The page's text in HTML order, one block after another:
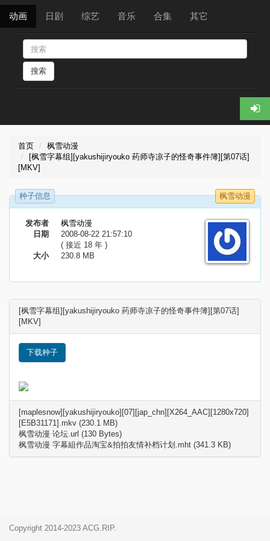
动画 日剧 综艺 音乐 合集 其它
搜索
首页
枫雪动漫
[枫雪字幕组][yakushijiryouko 药师寺凉子的怪奇事件簿][第07话]
[MKV]
种子信息 枫雪动漫
发布者
枫雪动漫
日期
2008-08-22 21:57:10
( 接近 18 年 )
大小
230.8 MB
[枫雪字幕组][yakushijiryouko 药师寺凉子的怪奇事件簿][第07话]
[MKV]
下载种子
[maplesnow][yakushijiryouko][07][jap_chn][X264_AAC][1280x720]
[E5B31171].mkv (230.1 MB)
枫雪动漫 论坛.url (130 Bytes)
枫雪动漫 字幕組作品淘宝&拍拍友情补档计划.mht (341.3 KB)
Copyright 2014-2023 ACG.RIP.